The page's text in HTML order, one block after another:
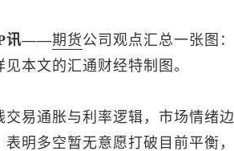
讯——期货公司观点汇总一张图
本文的汇通财经特制图。
交易通胀与利率逻辑，市场情绪
表明多空暂无意愿打破目前平衡